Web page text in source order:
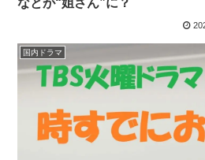
国内ドラマ